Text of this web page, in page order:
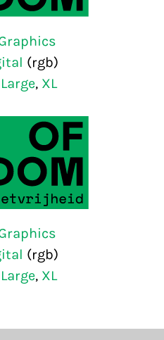
(rgb)
Large, XL
(rgb)
Large, XL